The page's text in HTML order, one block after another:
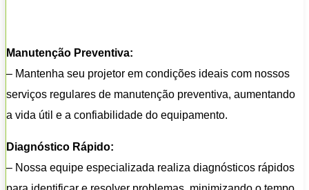
Manutenção Preventiva:
– Mantenha seu projetor em condições ideais com nossos
serviços regulares de manutenção preventiva, aumentando
a vida útil e a confiabilidade do equipamento.
Diagnóstico Rápido:
– Nossa equipe especializada realiza diagnósticos rápidos